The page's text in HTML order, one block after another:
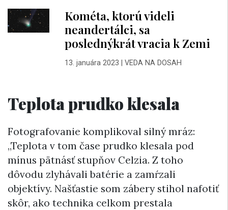
Kométa, ktorú videli
neandertálci, sa
poslednýkrát vracia k Zemi
13. januára 2023 VEDA NA DOSAH
Teplota prudko klesala
Fotografovanie komplikoval silný mráz:
„Teplota v tom čase prudko klesala pod
mínus pätnásť stupňov Celzia. Z toho
dôvodu zlyhávali batérie a zamŕzali
objektívy. Našťastie som zábery stihol nafotiť
skôr, ako technika celkom prestala